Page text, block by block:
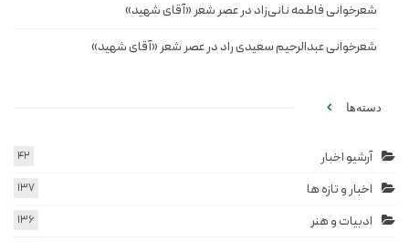
شعرخوانی فاطمه نانی‌زاد در عصر شعر «آقای شهید»
شعرخوانی عبدالرحیم سعیدی راد در عصر شعر «آقای شهید»
دسته‌ها
آرشیو اخبار 42
اخبار و تازه ها 137
ادبیات و هنر 136